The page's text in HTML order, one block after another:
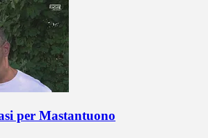
per Mastantuono